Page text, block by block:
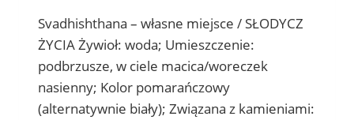
Svadhishthana – własne miejsce / SŁODYCZ
ŻYCIA Żywioł: woda; Umieszczenie:
podbrzusze, w ciele macica/woreczek
nasienny; Kolor pomarańczowy
(alternatywnie biały); Związana z kamieniami: